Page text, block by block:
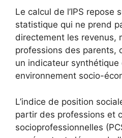
Le calcul de l’IPS repose
statistique qui ne prend
directement les revenus,
professions des parents,
un indicateur synthétique
environnement socio-
L’indice de position
partir des professions et
socioprofessionnelles